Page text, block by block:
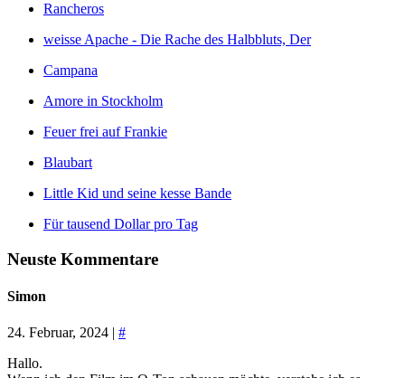
Rancheros
weisse Apache - Die Rache des Halbbluts, Der
Campana
Amore in Stockholm
Feuer frei auf Frankie
Blaubart
Little Kid und seine kesse Bande
Für tausend Dollar pro Tag
Neuste Kommentare
Simon
24. Februar, 2024 | #
Hallo.